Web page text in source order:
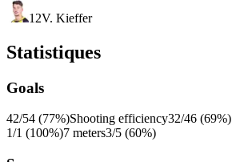
12V. Kieffer
Statistiques
Goals
42/54 (77%)Shooting efficiency32/46 (69%)
1/1 (100%)7 meters3/5 (60%)